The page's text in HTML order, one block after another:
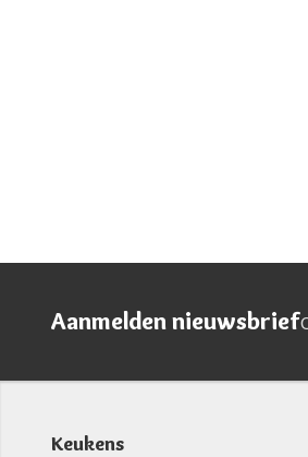
Aanmelden nieuwsbrief
Keukens